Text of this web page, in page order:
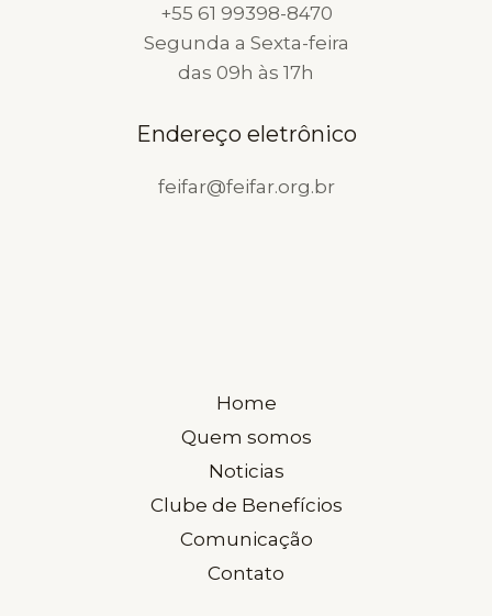
+55 61 99398-8470
Segunda a Sexta-feira
das 09h às 17h
Endereço eletrônico
feifar@feifar.org.br
Home
Quem somos
Noticias
Clube de Benefícios
Comunicação
Contato